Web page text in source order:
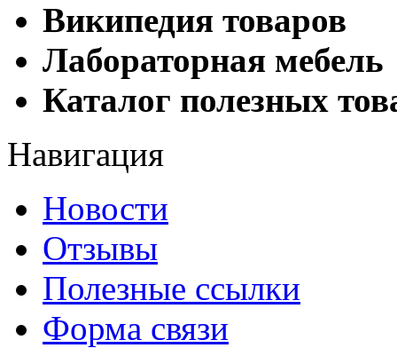
Википедия товаров
Лабораторная мебель
Каталог полезных
Навигация
Новости
Отзывы
Полезные ссылки
Форма связи